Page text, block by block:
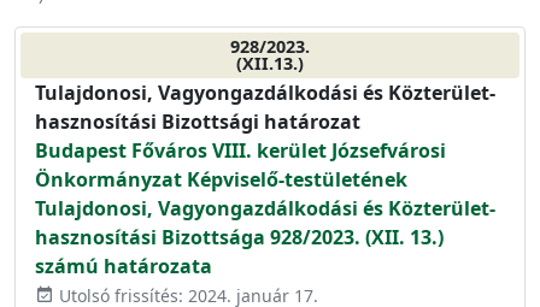
928/2023.
(XII.13.)
Tulajdonosi, Vagyongazdálkodási és Közterület-
hasznosítási Bizottsági határozat
Budapest Főváros VIII. kerület Józsefvárosi
Önkormányzat Képviselő-testületének
Tulajdonosi, Vagyongazdálkodási és Közterület-
hasznosítási Bizottsága 928/2023. (XII. 13.)
számú határozata
event_available Utolsó frissítés: 2024. január 17.